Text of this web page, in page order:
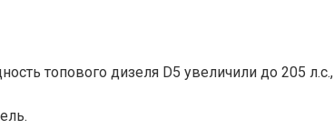
топового дизеля D5 увеличили до 205